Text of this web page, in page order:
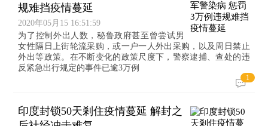
规难挡疫情蔓延
2020年05月15 16:51:59
为了控制外出人数，秘鲁政府甚至曾尝试男
女性隔日上街轮流采购，或一户一人外出采购，以及周日禁止
外出等政策。在不断变化的政策尺度下，警察逮捕、查处的违
反紧急出行规定的事件已逾3万例
1
印度封锁50天剎住疫情蔓延 解封之